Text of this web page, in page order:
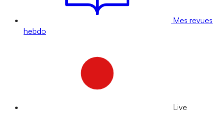
Mes revues
hebdo
Live